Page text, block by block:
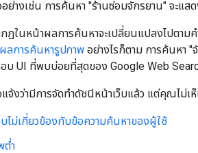
อย่างเช่น การค้นหา "ร้านซ่อมจักรยาน" จะ
กฏในหน้าผลการค้นหาจะเปลี่ยนแปลงไปตา
ผลการค้นหารูปภาพ อย่างไรก็ตาม การค้นหา
อบ UI ที่พบบ่อยที่สุดของ Google Web
แจ้งว่ามีการจัดทําดัชนีหน้าเว็บแล้ว แต่คุณไ
ว็บไม่เกี่ยวข้องกับข้อความค้นหาของผู้ใช้
ต่ำ